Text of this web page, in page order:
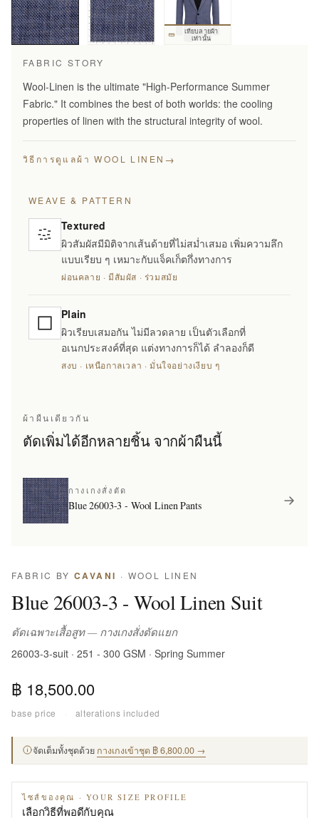
เทียบลายผ้า
เท่านั้น
FABRIC STORY
Wool-Linen is the ultimate "High-Performance Summer
Fabric." It combines the best of both worlds: the cooling
properties of linen with the structural integrity of wool.
วิธีการดูแลผ้า WOOL LINEN →
WEAVE & PATTERN
Textured
ผิวสัมผัสมีมิติจากเส้นด้ายที่ไม่สม่ำเสมอ เพิ่มความลึก
แบบเรียบ ๆ เหมาะกับแจ็คเก็ตกึ่งทางการ
ผ่อนคลาย · มีสัมผัส · ร่วมสมัย
Plain
ผิวเรียบเสมอกัน ไม่มีลวดลาย เป็นตัวเลือกที่
อเนกประสงค์ที่สุด แต่งทางการก็ได้ ลำลองก็ดี
สงบ · เหนือกาลเวลา · มั่นใจอย่างเงียบ ๆ
ผ้าผืนเดียวกัน
ตัดเพิ่มได้อีกหลายชิ้น จากผ้าผืนนี้
กางเกงสั่งตัด
Blue 26003-3 - Wool Linen Pants
FABRIC BY CAVANI · WOOL LINEN
Blue 26003-3 - Wool Linen Suit
ตัดเฉพาะเสื้อสูท — กางเกงสั่งตัดแยก
26003-3-suit · 251 - 300 GSM · Spring Summer
฿ 18,500.00
base price · alterations included
จัดเต็มทั้งชุดด้วย กางเกงเข้าชุด ฿ 6,800.00 →
ไซส์ของคุณ · YOUR SIZE PROFILE
เลือกวิธีที่พอดีกับคุณ